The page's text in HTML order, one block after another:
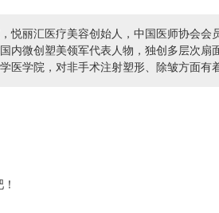
悦丽汇医疗美容创始人，中国医师协会
内微创塑美领军代表人物，独创多层次
医学院，对非手术注射塑形、除皱方面有